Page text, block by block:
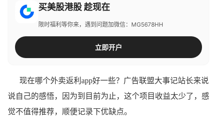
买美股港股 趁现在
限时福利等你来，遇到问题加微信：MG5678HH
立即开户
现在哪个外卖返利app好一些？广告联盟大事记站长来说
说自己的感悟，因为到目前为止，这个项目收益太少了，感
觉不值得推荐，顺便记录下优缺点。